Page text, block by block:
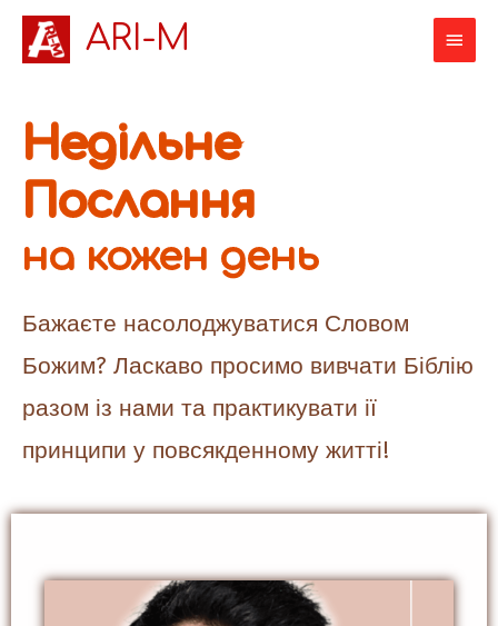
ARI-M
Недільне
Послання
на кожен день
Бажаєте насолоджуватися Словом
Божим? Ласкаво просимо вивчати Біблію
разом із нами та практикувати ії
принципи у повсякденному житті!